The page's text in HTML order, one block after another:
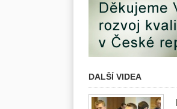
DALŠÍ VIDEA